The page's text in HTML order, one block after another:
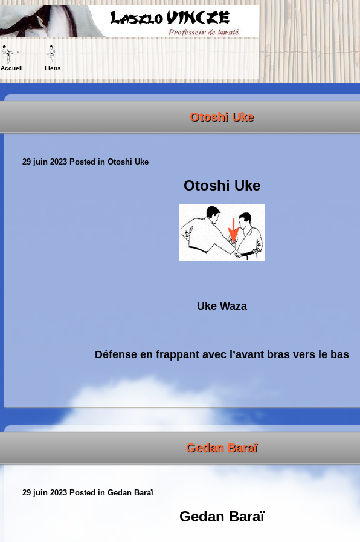
Accueil Liens
Otoshi Uke
29 juin 2023 Posted in Otoshi Uke
Otoshi Uke
Uke Waza
Défense en frappant avec l’avant bras vers le bas
Gedan Baraï
29 juin 2023 Posted in Gedan Baraï
Gedan Baraï